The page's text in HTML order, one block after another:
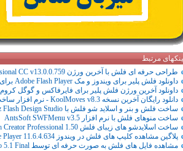
مرتبط
طراحی حرفه ای فلش با آخرین ورژن Adobe Flash Professional CC v13.0.0.759
داونلود فلش پلیر برای ویندوز و مک Adobe Flash Player برای تمامی مرورگرها
داونلود آخرین ورژن فلش پلیر برای فایرفاکس و گوگل کروم Non-IE از لینک مستقیم
دانلود رایگان آخرین نسخه KoolMoves v8.3 - نرم افزار ساخت انیمیشن های فلش
ساخت فلش و بنر و اسلاید شو فلش با WebSmartz Flash Design Studio
ساخت منوهای فلش با نرم افزار AntsSoft SWFMenu v3.5
ساخت اسلایدشو های زیبای فلش Ultraslideshow Flash Creator Professional 1.50
پلاگین مشاهده کلیپ های فلش در ویندوز Adobe Shockwave Player 11.6.4.634
مشاهده فایل های فلش به صورت حرفه ای توسط Flash Player Pro 5.1 Final